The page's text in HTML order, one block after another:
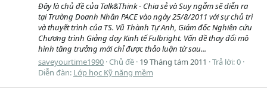
Đây là chủ đề của Talk&Think - Chia sẻ và Suy ngẫm sẽ diễn ra
tại Trường Doanh Nhân PACE vào ngày 25/8/2011 với sự chủ trì
và thuyết trình của TS. Vũ Thành Tự Anh, Giám đốc Nghiên cứu
Chương trình Giảng dạy Kinh tế Fulbright. Vấn đề thay đổi mô
hình tăng trưởng mới chỉ được thảo luận từ sau...
saveyourtime1990 Chủ đề 19 Tháng tám 2011
Trả lời: 0
Diễn đàn: Lớp học Kỹ năng mềm